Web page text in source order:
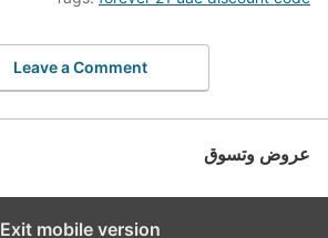
Leave a Comment
عروض وتسوق
Exit mobile version